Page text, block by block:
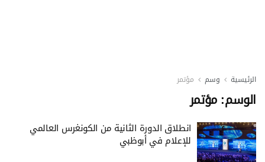
الرئيسية وسم مؤتمر
الوسم:مؤتمر
انطلاق الدورة الثانية من الكونغرس العالمي
للإعلام في أبوظبي